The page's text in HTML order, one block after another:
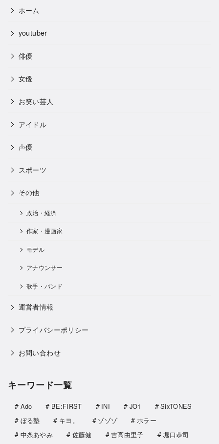
ホーム
youtuber
俳優
女優
お笑い芸人
アイドル
声優
スポーツ
その他
政治・経済
作家・漫画家
モデル
アナウンサー
歌手・バンド
運営者情報
プライバシーポリシー
お問い合わせ
キーワード一覧
Ado BE:FIRST INI JO1
SixTONES
ぼる塾
キヨ。 ゾゾゾ
ホラー
中条あやみ
佐藤健 吉高由里子 堀口恭司